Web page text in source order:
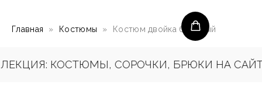
Главная Костюмы Костюм двойка бежевый
КОСТЮМЫ, СОРОЧКИ, БРЮКИ НА САЙТЕ